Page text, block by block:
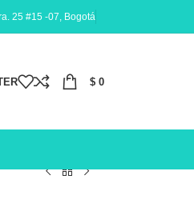
25 #15 -07, Bogotá
$ 0